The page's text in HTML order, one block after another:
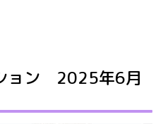
ョン 2025年6月